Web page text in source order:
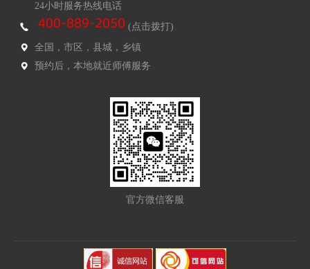
24小时服务热线电话
(点击拨打)
全国，市区，县城，乡镇
预约后，本地就近师傅服务
官方微信客服